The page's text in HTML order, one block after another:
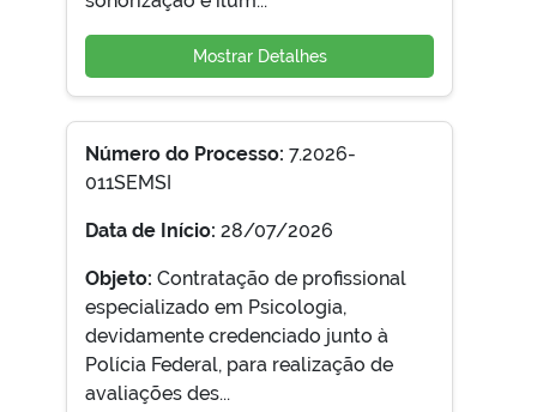
Mostrar Detalhes
Número do Processo: 7.2026-
011SEMSI
Data de Início: 28/07/2026
Objeto: Contratação de profissional
especializado em Psicologia,
devidamente credenciado junto à
Polícia Federal, para realização de
avaliações des...